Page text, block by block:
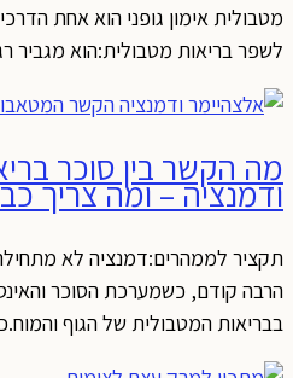
מטבולית אימון גופני הוא אחת
לשפר בריאות מטבולית:הוא מגביר
מה הקשר בין סוכר
ודמנציה – ומה צריך
תקציר לממהרים:דמנציה לא
הרבה קודם, כשמערכת הסוכר
בבריאות המטבולית של הגוף